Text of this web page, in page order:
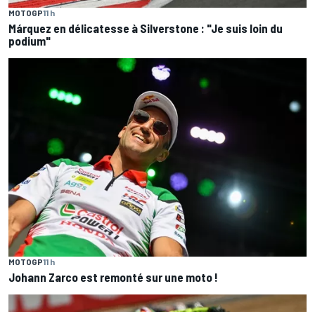
MOTOGP11 h
Márquez en délicatesse à Silverstone : "Je suis loin du
podium"
MOTOGP11 h
Johann Zarco est remonté sur une moto !